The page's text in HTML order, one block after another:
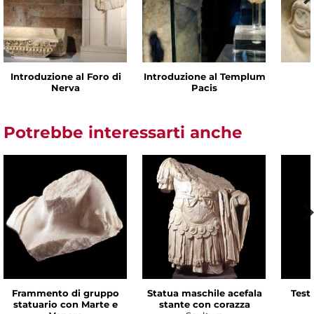
Introduzione al Foro di
Nerva
Introduzione al Templum
Pacis
Potrebbe interessarti anche
Frammento di gruppo
statuario con Marte e
Statua maschile acefala
stante con corazza